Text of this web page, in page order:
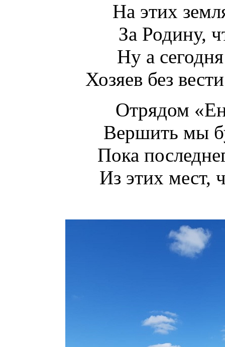
На этих
За Родину,
Ну а
Хозяев без
Отрядом
Вершить мы
Пока
Из этих мест,